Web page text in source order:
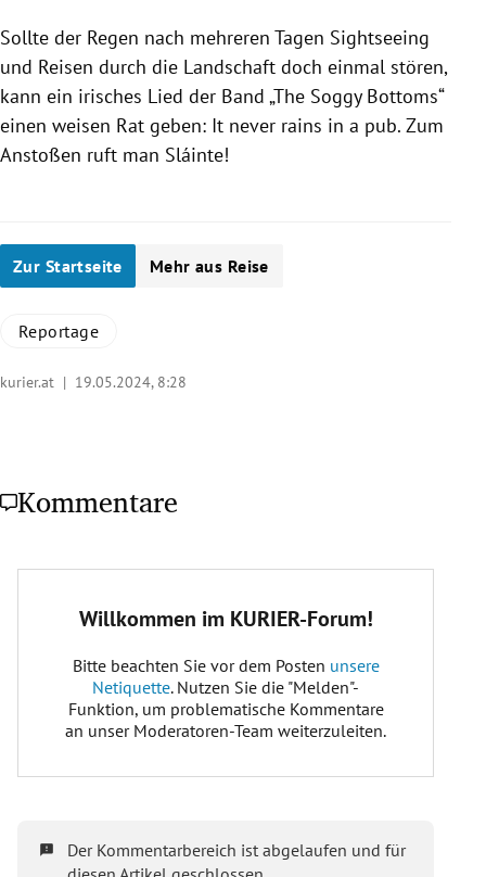
Sollte der Regen nach mehreren Tagen Sightseeing
und Reisen durch die Landschaft doch einmal stören,
kann ein irisches Lied der Band „The Soggy Bottoms“
einen weisen Rat geben: It never rains in a pub. Zum
Anstoßen ruft man Sláinte!
Zur Startseite Mehr aus Reise
Reportage
kurier.at | 19.05.2024, 8:28
Kommentare